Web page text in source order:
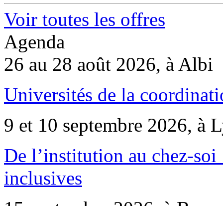
Voir toutes les offres
Agenda
26 au 28 août 2026, à Albi
Universités de la
9 et 10 septembre 2026, à
De l’institution au chez-
inclusives